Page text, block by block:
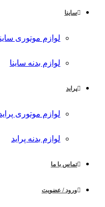
ساینا
لوازم موتوری ساینا
لوازم بدنه ساینا
پراید
لوازم موتوری پراید
لوازم بدنه پراید
تماس با ما
ورود / عضویت